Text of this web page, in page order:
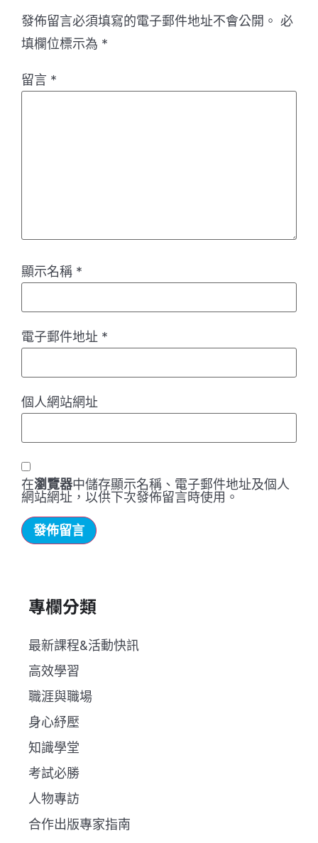
發佈留言必須填寫的電子郵件地址不會公開。 必
填欄位標示為 *
留言 *
顯示名稱 *
電子郵件地址 *
個人網站網址
在瀏覽器中儲存顯示名稱、電子郵件地址及個人
網站網址，以供下次發佈留言時使用。
專欄分類
最新課程&活動快訊
高效學習
職涯與職場
身心紓壓
知識學堂
考試必勝
人物專訪
合作出版專家指南